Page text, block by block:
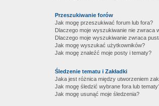
Przeszukiwanie forów
Jak mogę przeszukiwać forum lub fora?
Dlaczego moje wyszukiwanie nie zwraca
Dlaczego moje wyszukiwanie zwraca
Jak mogę wyszukać użytkowników?
Jak mogę znaleźć moje posty i tematy?
Śledzenie tematu i Zakładki
Jaka jest różnica między utworzeniem
Jak mogę śledzić wybrane fora lub
Jak mogę usunąć moje śledzenia?